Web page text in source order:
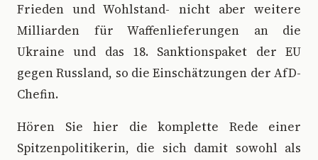
Frieden und Wohlstand- nicht aber weitere
Milliarden für Waffenlieferungen an die
Ukraine und das 18. Sanktionspaket der EU
gegen Russland, so die Einschätzungen der AfD-
Chefin.
Hören Sie hier die komplette Rede einer
Spitzenpolitikerin, die sich damit sowohl als